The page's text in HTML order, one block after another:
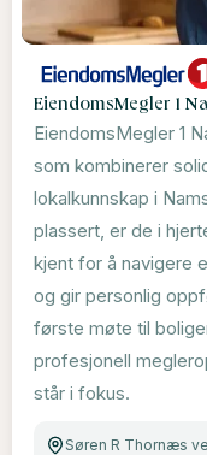
EiendomsMegler 1
EiendomsMegler 1
som kombinerer
lokalkunnskap i
plassert, er de i
kjent for å navigere
og gir personlig
første møte til
profesjonell
står i fokus.
Søren R Thornæs